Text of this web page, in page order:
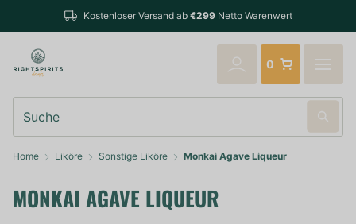
Kostenloser Versand ab €299 Netto Warenwert
0
Home Liköre Sonstige Liköre Monkai Agave Liqueur
MONKAI AGAVE LIQUEUR